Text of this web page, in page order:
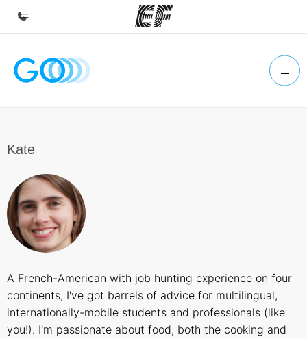
Inicio
Encuentra una oficina
Sobre nosotros
Quiénes somos
Kate
A French-American with job hunting experience on four
continents, I've got barrels of advice for multilingual,
internationally-mobile students and professionals (like
you!). I'm passionate about food, both the cooking and